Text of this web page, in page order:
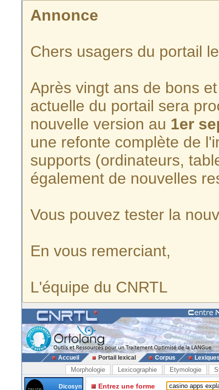
Annonce
Chers usagers du portail
Après vingt ans de bons
actuelle du portail sera
nouvelle version au 1er
une refonte complète de
supports (ordinateurs,
également de nouvelles
Vous pouvez tester la
En vous remerciant,
L'équipe du CNRTL
Accueil Portail lexical Corpus
Morphologie Lexicographie Etymologie
Dicosyn
Entrez une forme